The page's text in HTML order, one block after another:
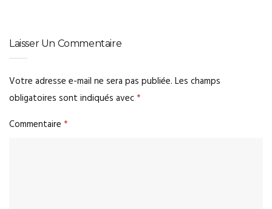
Laisser Un Commentaire
Votre adresse e-mail ne sera pas publiée. Les champs
obligatoires sont indiqués avec*
Commentaire *